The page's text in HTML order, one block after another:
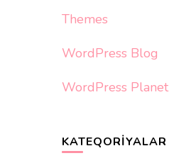
Themes
WordPress Blog
WordPress Planet
KATEQORIYALAR